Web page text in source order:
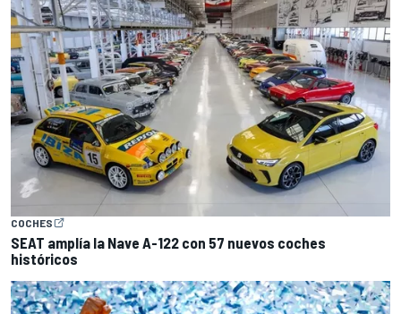
COCHES
SEAT amplía la Nave A-122 con 57 nuevos coches
históricos